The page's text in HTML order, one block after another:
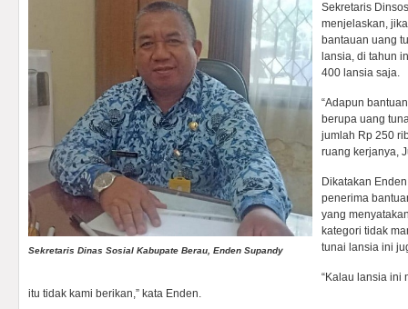
Sekretaris Dinas Sosial Kabupate Berau, Enden Supandy
Sekretaris
menjelaskan,
bantauan uang
lansia, di tahun
400 lansia saja.
“Adapun
berupa uang
jumlah Rp 250
ruang kerjanya,
Dikatakan
penerima
yang
kategori tidak
tunai lansia ini
“Kalau lansia ini
itu tidak kami berikan,” kata Enden.